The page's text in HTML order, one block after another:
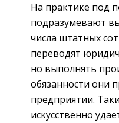
На практике под
подразумевают
числа штатных
переводят
но выполнять
обязанности они
предприятии.
искусственно